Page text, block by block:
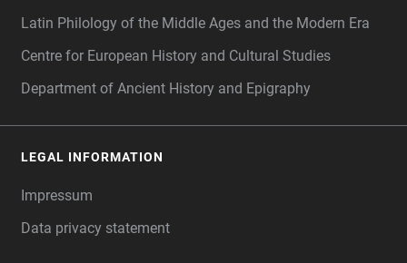
Latin Philology of the Middle Ages and the Modern Era
Centre for European History and Cultural Studies
Department of Ancient History and Epigraphy
LEGAL INFORMATION
Impressum
Data privacy statement